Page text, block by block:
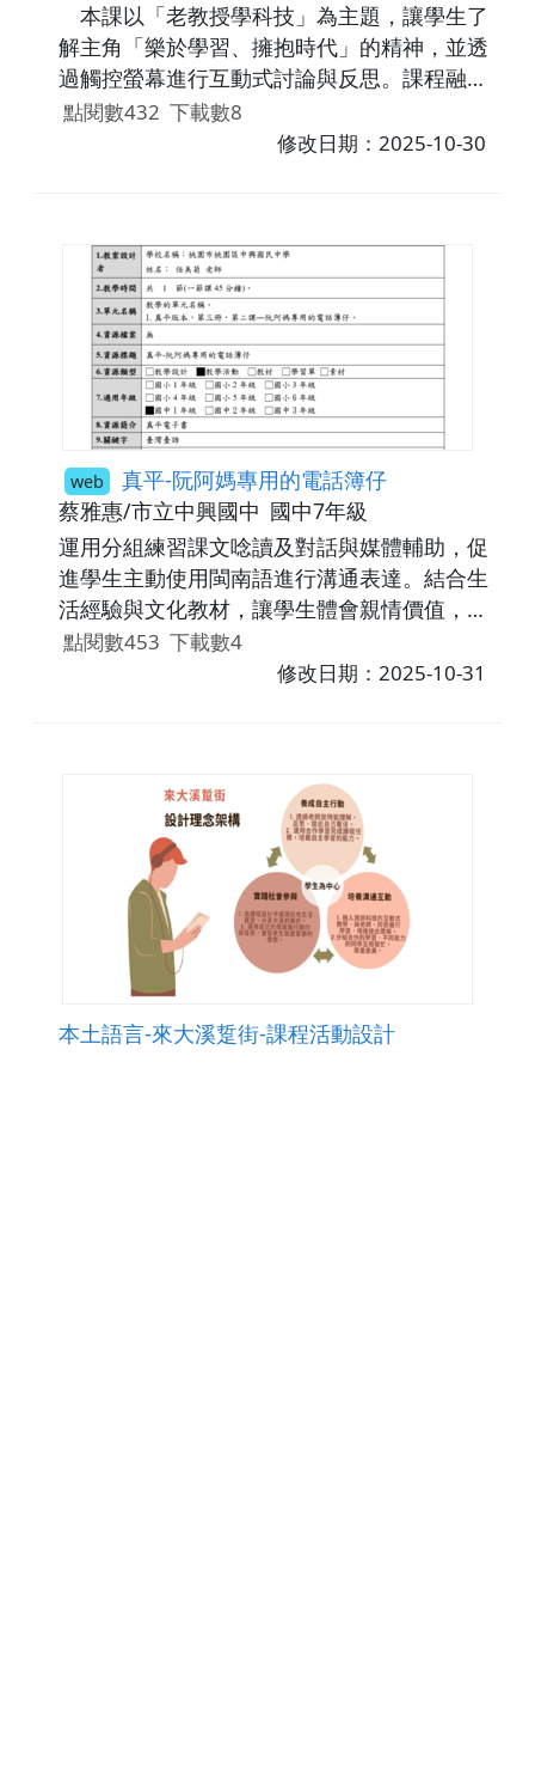
本課以「老教授學科技」為主題，讓學生了
解主角「樂於學習、擁抱時代」的精神，並透
過觸控螢幕進行互動式討論與反思。課程融入
性別平等教育，透過比較「若是阿媽學科技」
的情境，引導學生思考性別刻板印象與科技平
點閱數432 下載數8
修改日期：2025-10-30
web 真平-阮阿媽專用的電話簿仔
蔡雅惠/市立中興國中 國中7年級
運用分組練習課文唸讀及對話與媒體輔助，促
進學生主動使用閩南語進行溝通表達。結合生
活經驗與文化教材，讓學生體會親情價值，並
能以閩南語表達關懷與情感。
點閱數453 下載數4
修改日期：2025-10-31
本土語言-來大溪踅街-課程活動設計